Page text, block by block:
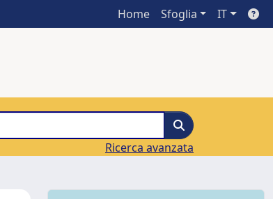
Home Sfoglia IT
Ricerca avanzata